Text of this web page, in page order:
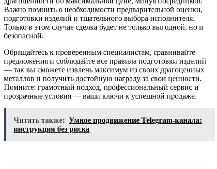
Важно помнить о необходимости предварительной оценки,
подготовки изделий и тщательного выбора исполнителя.
Только в этом случае сделка будет не только выгодной, но и
безопасной.
Обращайтесь к проверенным специалистам, сравнивайте
предложения и соблюдайте все правила подготовки изделий
— так вы сможете извлечь максимум из своих драгоценных
металлов и получить достойную награду за свои ценности.
Помните: грамотный подход, профессиональный сервис и
прозрачные условия — ваши ключи к успешной продаже.
Читать также: Умное продвижение Telegram-канала:
инструкция без риска